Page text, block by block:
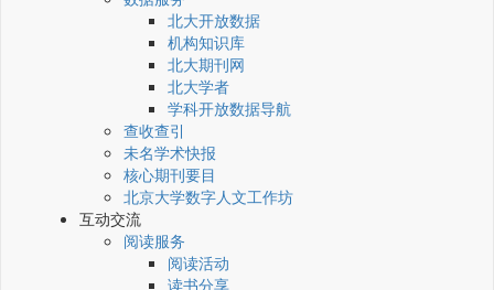
北大开放数据
机构知识库
北大期刊网
北大学者
学科开放数据导航
查收查引
未名学术快报
核心期刊要目
北京大学数字人文工作坊
互动交流
阅读服务
阅读活动
读书分享